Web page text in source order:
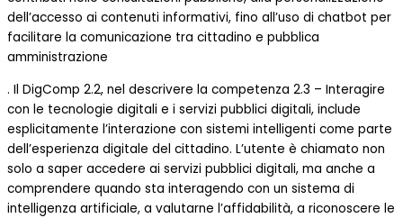
dell’accesso ai contenuti informativi, fino all’uso di chatbot per
facilitare la comunicazione tra cittadino e pubblica
amministrazione
. Il DigComp 2.2, nel descrivere la competenza 2.3 – Interagire
con le tecnologie digitali e i servizi pubblici digitali, include
esplicitamente l’interazione con sistemi intelligenti come parte
dell’esperienza digitale del cittadino. L’utente è chiamato non
solo a saper accedere ai servizi pubblici digitali, ma anche a
comprendere quando sta interagendo con un sistema di
intelligenza artificiale, a valutarne l’affidabilità, a riconoscere le